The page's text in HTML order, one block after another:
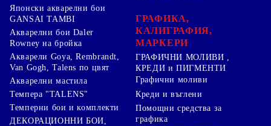
Японски акварелни бои
GANSAI TAMBI
Акварелни бои Daler
Rowney на бройка
Акварели Goya, Rembrandt,
Van Gogh, Talens по цвят
Акварелни мастила
Темпера "TALENS"
Темперни бои и комплекти
ДЕКОРАЦИОННИ БОИ,
ГРАФИКА,
КАЛИГРАФИЯ,
МАРКЕРИ
ГРАФИЧНИ МОЛИВИ ,
КРЕДИ и ПИГМЕНТИ
Графични моливи
Креди и въглени
Помощни средства за
графика